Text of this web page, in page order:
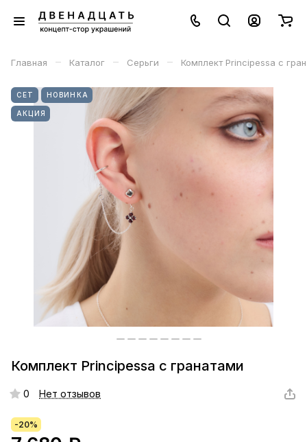
Главная – Каталог – Серьги – Комплект Principessa с
СЕТ НОВИНКА
АКЦИЯ
Комплект Principessa с гранатами
0 Нет отзывов
-20%